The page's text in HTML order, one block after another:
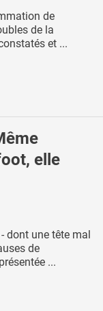
de
de la
et ...
elle
dont une tête mal
de
...